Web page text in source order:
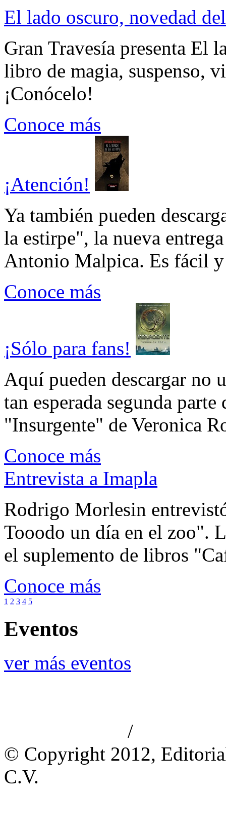
El lado oscuro, novedad
Gran Travesía presenta El
libro de magia, suspenso,
¡Conócelo!
Conoce más
¡Atención!
Ya también pueden
la estirpe", la nueva
Antonio Malpica. Es fácil
Conoce más
¡Sólo para fans!
Aquí pueden descargar no
tan esperada segunda
"Insurgente" de Veronica
Conoce más
Entrevista a Imapla
Rodrigo Morlesin
Tooodo un día en el zoo".
el suplemento de libros
Conoce más
1 2 3 4 5
Eventos
ver más eventos
/
© Copyright 2012,
C.V.